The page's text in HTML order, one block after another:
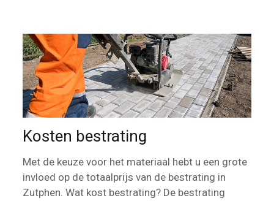
Kosten bestrating
Met de keuze voor het materiaal hebt u een grote
invloed op de totaalprijs van de bestrating in
Zutphen. Wat kost bestrating? De bestrating